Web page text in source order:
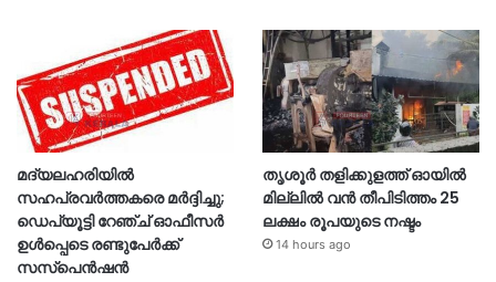
മദ്യലഹരിയിൽ
സഹപ്രവർത്തകരെ മർദ്ദിച്ചു;
ഡെപ്യൂട്ടി റേഞ്ച് ഓഫീസർ
ഉൾപ്പെടെ രണ്ടുപേർക്ക്
സസ്‌പെൻഷൻ
തൃശൂര്‍ തളിക്കുളത്ത് ഓയില്‍
മില്ലില്‍ വൻ തീപിടിത്തം 25
ലക്ഷം രൂപയുടെ നഷ്ടം
14 hours ago